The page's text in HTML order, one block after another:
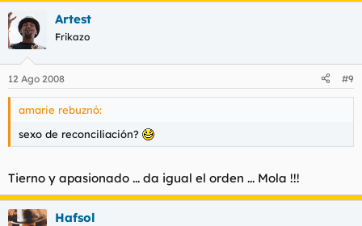
Artest
Frikazo
12 Ago 2008 #9
amarie rebuznó:
sexo de reconciliación?
Tierno y apasionado ... da igual el orden ... Mola !!!
Hafsol